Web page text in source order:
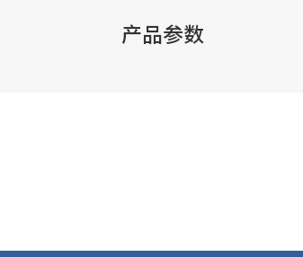
产品参数